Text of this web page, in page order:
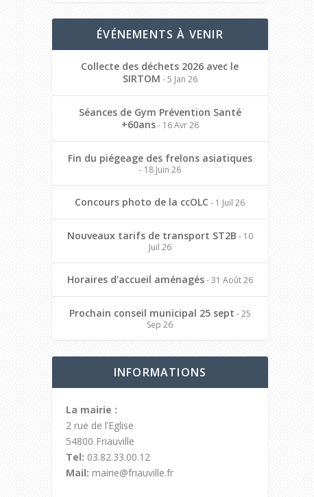
ÉVÉNEMENTS À VENIR
Collecte des déchets 2026 avec le
SIRTOM - 5 Jan 26
Séances de Gym Prévention Santé
+60ans- 16 Avr 26
Fin du piégeage des frelons asiatiques
- 18 Juin 26
Concours photo de la ccOLC - 1 Juil 26
Nouveaux tarifs de transport ST2B - 10
Juil 26
Horaires d'accueil aménagés- 31 Août 26
Prochain conseil municipal 25 sept - 25
Sep 26
INFORMATIONS
La mairie :
2 rue de l’Eglise
54800 Friauville
Tel: 03.82.33.00.12
Mail: mairie@friauville.fr